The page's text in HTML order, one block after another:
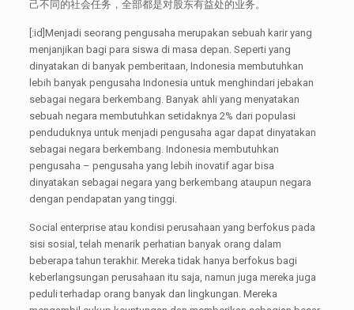
己不同的社会任务，全部都是对股东有益处的业务。
[:id]Menjadi seorang pengusaha merupakan sebuah karir yang
menjanjikan bagi para siswa di masa depan. Seperti yang
dinyatakan di banyak pemberitaan, Indonesia membutuhkan
lebih banyak pengusaha Indonesia untuk menghindari jebakan
sebagai negara berkembang. Banyak ahli yang menyatakan
sebuah negara membutuhkan setidaknya 2% dari populasi
penduduknya untuk menjadi pengusaha agar dapat dinyatakan
sebagai negara berkembang. Indonesia membutuhkan
pengusaha – pengusaha yang lebih inovatif agar bisa
dinyatakan sebagai negara yang berkembang ataupun negara
dengan pendapatan yang tinggi.
Social enterprise atau kondisi perusahaan yang berfokus pada
sisi sosial, telah menarik perhatian banyak orang dalam
beberapa tahun terakhir. Mereka tidak hanya berfokus bagi
keberlangsungan perusahaan itu saja, namun juga mereka juga
peduli terhadap orang banyak dan lingkungan. Mereka